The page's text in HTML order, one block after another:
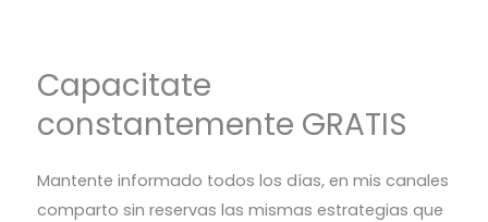
Capacitate
constantemente GRATIS
Mantente informado todos los días, en mis canales
comparto sin reservas las mismas estrategias que